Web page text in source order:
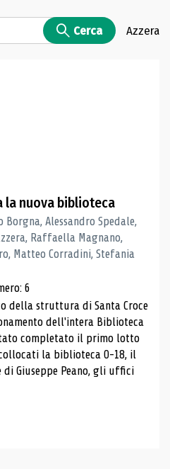
Cerca Azzera
la nuova biblioteca
Alessandro Spedale,
Raffaella Magnano,
Matteo Corradini, Stefania
6
della struttura di Santa Croce
dell'intera Biblioteca
completato il primo lotto
la biblioteca 0-18, il
Giuseppe Peano, gli uffici